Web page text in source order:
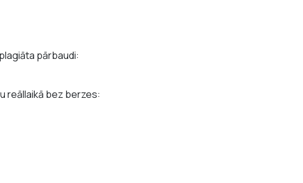
pārbaudi:
reāllaikā bez berzes: